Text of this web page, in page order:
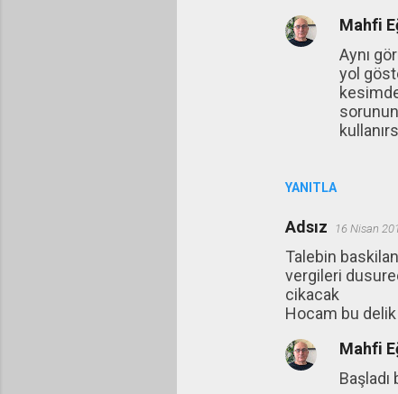
YANITLA
Mahfi
Aynı
yol
Adsız 16 Nisan
Talebin
vergileri
cikacak
Hocam bu
Mahfi